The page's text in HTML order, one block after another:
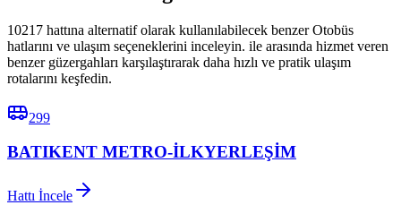
10217 hattına alternatif olarak kullanılabilecek benzer Otobüs
hatlarını ve ulaşım seçeneklerini inceleyin. ile arasında hizmet veren
benzer güzergahları karşılaştırarak daha hızlı ve pratik ulaşım
rotalarını keşfedin.
299
BATIKENT METRO-İLKYERLEŞİM
Hattı İncele